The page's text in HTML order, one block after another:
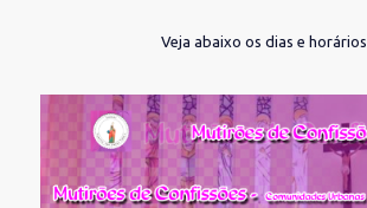
Veja abaixo os dias e horários.